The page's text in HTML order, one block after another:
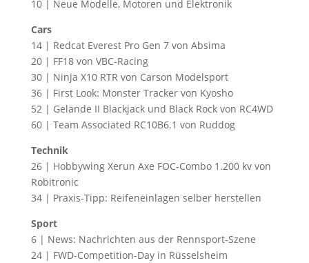
10 | Neue Modelle, Motoren und Elektronik
Cars
14 | Redcat Everest Pro Gen 7 von Absima
20 | FF18 von VBC-Racing
30 | Ninja X10 RTR von Carson Modelsport
36 | First Look: Monster Tracker von Kyosho
52 | Gelände II Blackjack und Black Rock von RC4WD
60 | Team Associated RC10B6.1 von Ruddog
Technik
26 | Hobbywing Xerun Axe FOC-Combo 1.200 kv von
Robitronic
34 | Praxis-Tipp: Reifeneinlagen selber herstellen
Sport
6 | News: Nachrichten aus der Rennsport-Szene
24 | FWD-Competition-Day in Rüsselsheim